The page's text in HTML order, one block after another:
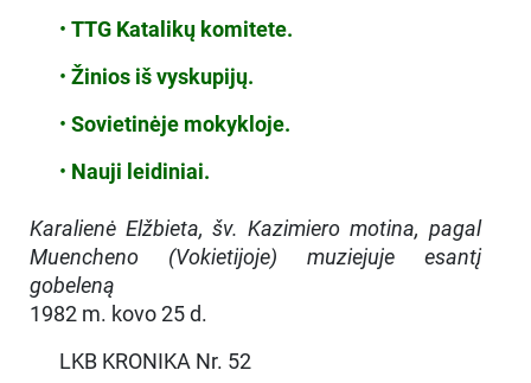
• TTG Katalikų komitete.
• Žinios iš vyskupijų.
• Sovietinėje mokykloje.
• Nauji leidiniai.
Karalienė Elžbieta, šv. Kazimiero motina, pagal
Muencheno (Vokietijoje) muziejuje esantį
gobeleną
1982 m. kovo 25 d.
LKB KRONIKA Nr. 52